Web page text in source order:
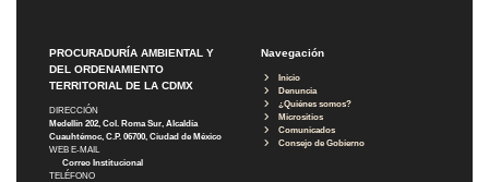
PROCURADURÍA AMBIENTAL Y
DEL ORDENAMIENTO
TERRITORIAL DE LA CDMX
DIRECCIÓN
Medellín 202, Col. Roma Sur, Alcaldía
Cuauhtémoc, C.P. 06700, Ciudad de México
WEB E-MAIL
Correo Institucional
TELÉFONO
Navegación
Inicio
Denuncia
¿Quiénes somos?
Micrositios
Comunicados
Consejo de Gobierno